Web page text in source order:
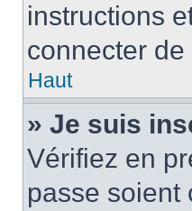
instructions
connecter
Haut
» Je suis
Vérifiez en
passe soient